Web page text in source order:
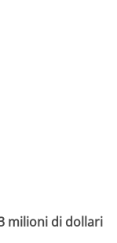
milioni di dollari